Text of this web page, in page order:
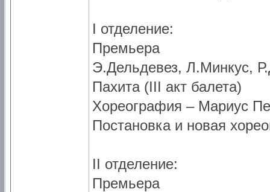
I отделение:
Премьера
Э.Дельдевез, Л.Минкус,
Пахита (III акт балета)
Хореография – Мариус
Постановка и новая
II отделение:
Премьера